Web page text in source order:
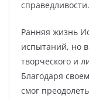
справедливости.
Ранняя жизнь
испытаний, но
творческого и
Благодаря
смог